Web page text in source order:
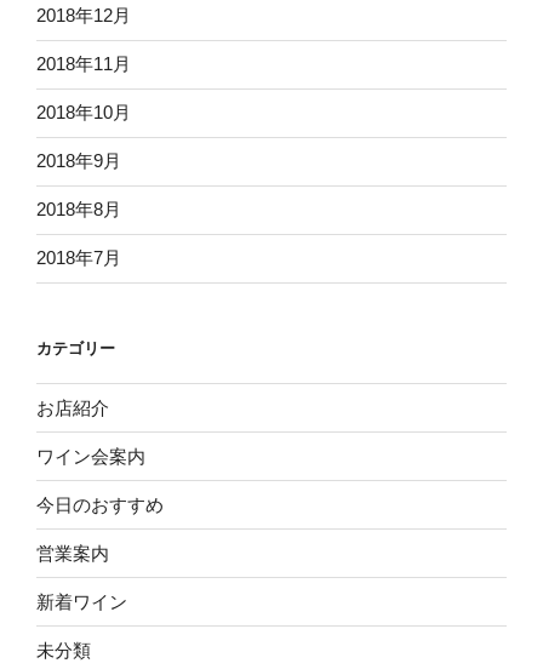
2018年12月
2018年11月
2018年10月
2018年9月
2018年8月
2018年7月
カテゴリー
お店紹介
ワイン会案内
今日のおすすめ
営業案内
新着ワイン
未分類